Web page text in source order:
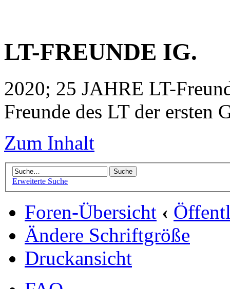
LT-FREUNDE IG.
2020; 25 JAHRE LT-
Freunde des LT der ersten
Zum Inhalt
Erweiterte Suche
Foren-Übersicht ‹
Ändere Schriftgröße
Druckansicht